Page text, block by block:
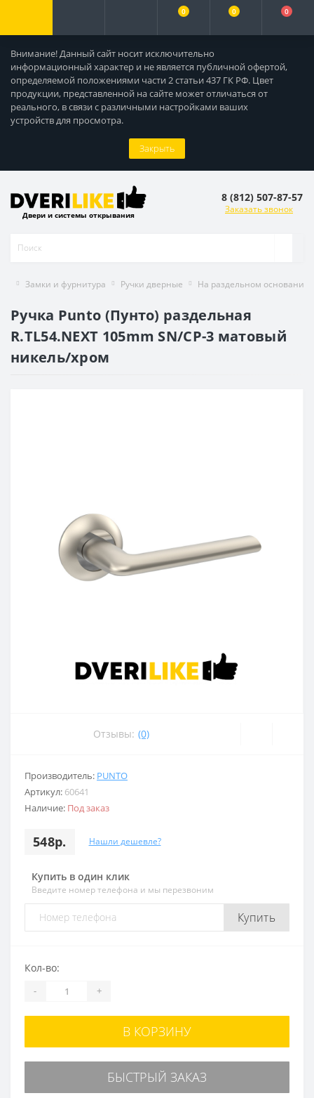
Внимание! Данный сайт носит исключительно
информационный характер и не является публичной офертой,
определяемой положениями части 2 статьи 437 ГК РФ. Цвет
продукции, представленной на сайте может отличаться от
реального, в связи с различными настройками ваших
устройств для просмотра.
Закрыть
0 0 0
Двери и системы открывания
8 (812) 507-87-57
Заказать звонок
Замки и фурнитура Ручки дверные На раздельном основании
Ручка Punto (Пунто) раздельная
R.TL54.NEXT 105mm SN/CP-3 матовый
никель/хром
Отзывы: (0)
Производитель: PUNTO
Артикул: 60641
Наличие: Под заказ
548р. Нашли дешевле?
Купить в один клик
Введите номер телефона и мы перезвоним
Купить
Кол-во:
- +
В КОРЗИНУ
БЫСТРЫЙ ЗАКАЗ